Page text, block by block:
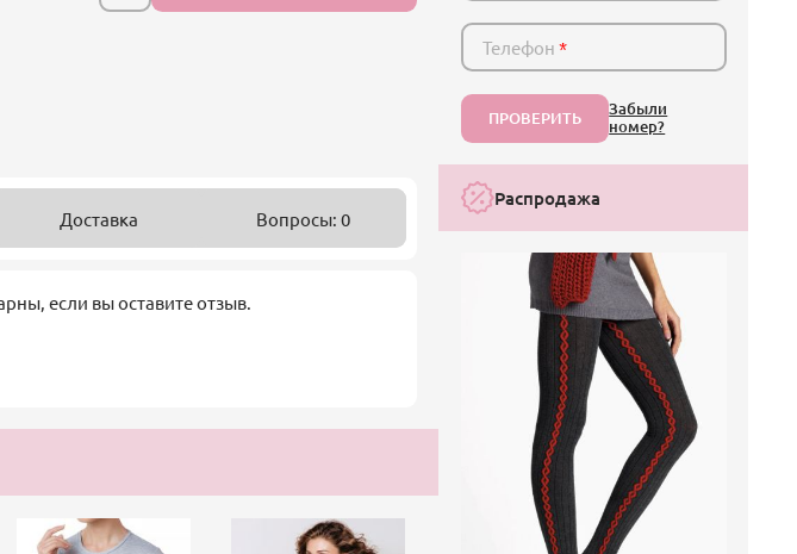
Доставка Вопросы: 0
если вы оставите отзыв.
Телефон*
ПРОВЕРИТЬ
Забыли
номер?
Распродажа